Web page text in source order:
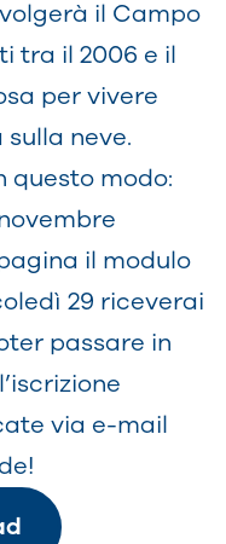
il Campo
tra il 2006 e il
per vivere
neve.
questo modo:
il modulo
29 riceverai
passare in
via e-mail